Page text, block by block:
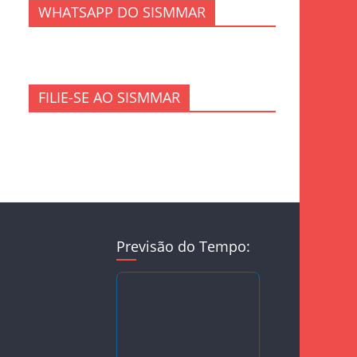
WHATSAPP DO SISMMAR
FILIE-SE AO SISMMAR
Previsão do Tempo: